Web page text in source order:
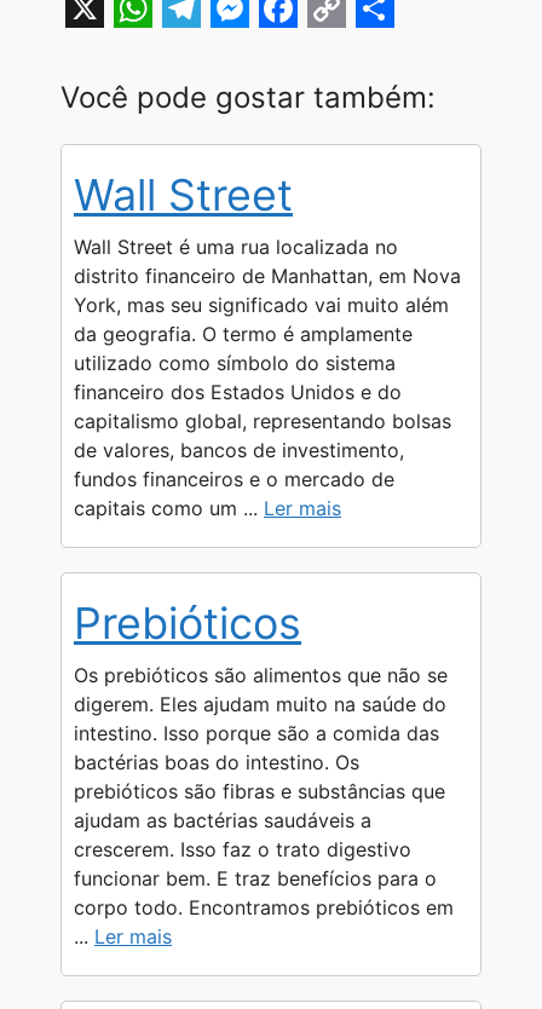
h
a
s
A
p
p
e
l
g
r
a
m
e
s
e
n
g
e
r
a
c
b
o
o
k
o
p
i
n
k
h
a
Você pode gostar também:
Wall Street
Wall Street é uma rua localizada no
distrito financeiro de Manhattan, em Nova
York, mas seu significado vai muito além
da geografia. O termo é amplamente
utilizado como símbolo do sistema
financeiro dos Estados Unidos e do
capitalismo global, representando bolsas
de valores, bancos de investimento,
fundos financeiros e o mercado de
capitais como um ... Ler mais
Prebióticos
Os prebióticos são alimentos que não se
digerem. Eles ajudam muito na saúde do
intestino. Isso porque são a comida das
bactérias boas do intestino. Os
prebióticos são fibras e substâncias que
ajudam as bactérias saudáveis a
crescerem. Isso faz o trato digestivo
funcionar bem. E traz benefícios para o
corpo todo. Encontramos prebióticos em
... Ler mais